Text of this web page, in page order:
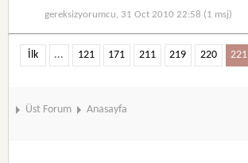
gereksizyorumcu, 31 Oct 2010 22:58 (1 msj)
İlk ... 121 171 211 219 220 221
Üst Forum Anasayfa